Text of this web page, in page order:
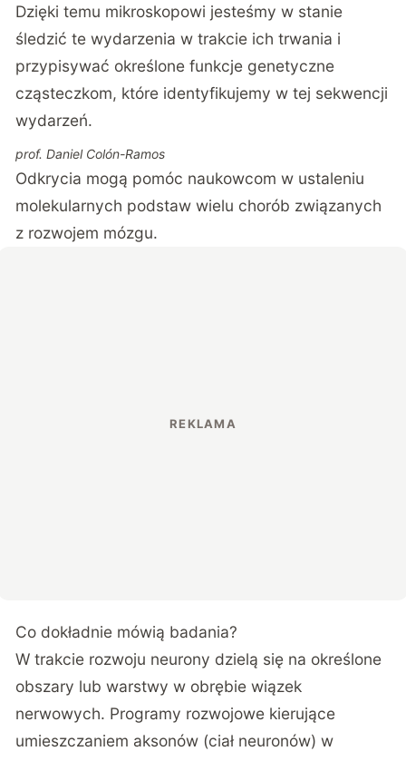
Dzięki temu mikroskopowi jesteśmy w stanie
śledzić te wydarzenia w trakcie ich trwania i
przypisywać określone funkcje genetyczne
cząsteczkom, które identyfikujemy w tej sekwencji
wydarzeń.
prof. Daniel Colón-Ramos
Odkrycia mogą pomóc naukowcom w ustaleniu
molekularnych podstaw wielu chorób związanych
z rozwojem mózgu.
Co dokładnie mówią badania?
W trakcie rozwoju neurony dzielą się na określone
obszary lub warstwy w obrębie wiązek
nerwowych. Programy rozwojowe kierujące
umieszczaniem aksonów (ciał neuronów) w